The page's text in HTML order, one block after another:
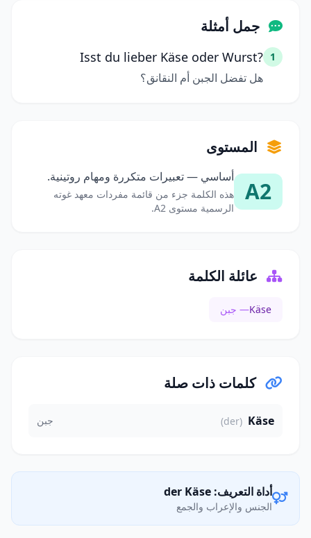
جمل أمثلة
1
Isst du lieber Käse oder Wurst?
هل تفضل الجبن أم النقانق؟
المستوى
A2
أساسي — تعبيرات متكررة ومهام روتينية.
هذه الكلمة جزء من قائمة مفردات معهد غوته
الرسمية مستوى A2.
عائلة الكلمة
Käse— جبن
كلمات ذات صلة
Käse
(der) جبن
أداة التعريف: der Käse
الجنس والإعراب والجمع